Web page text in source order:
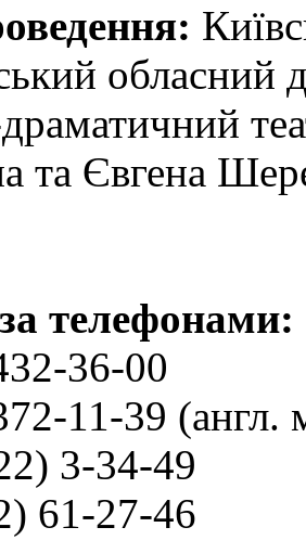
обласний
та Євгена
телефонами:
36-00
11-39 (англ.
3-34-49
61-27-46